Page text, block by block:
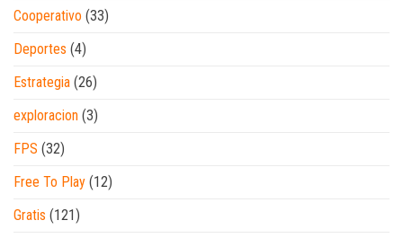
Cooperativo (33)
Deportes (4)
Estrategia (26)
exploracion (3)
FPS (32)
Free To Play (12)
Gratis (121)